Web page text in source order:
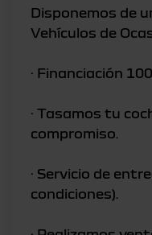
Disponemos de
Vehículos de
· Financiación
· Tasamos tu
compromiso.
· Servicio de
condiciones).